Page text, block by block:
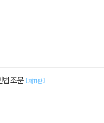
법조문 [제11판]